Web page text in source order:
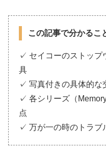
この記事で分かるこ
✓ セイコーのストップ
具
✓ 写真付きの具体的な
✓ 各シリーズ（
点
✓ 万が一の時のトラブ